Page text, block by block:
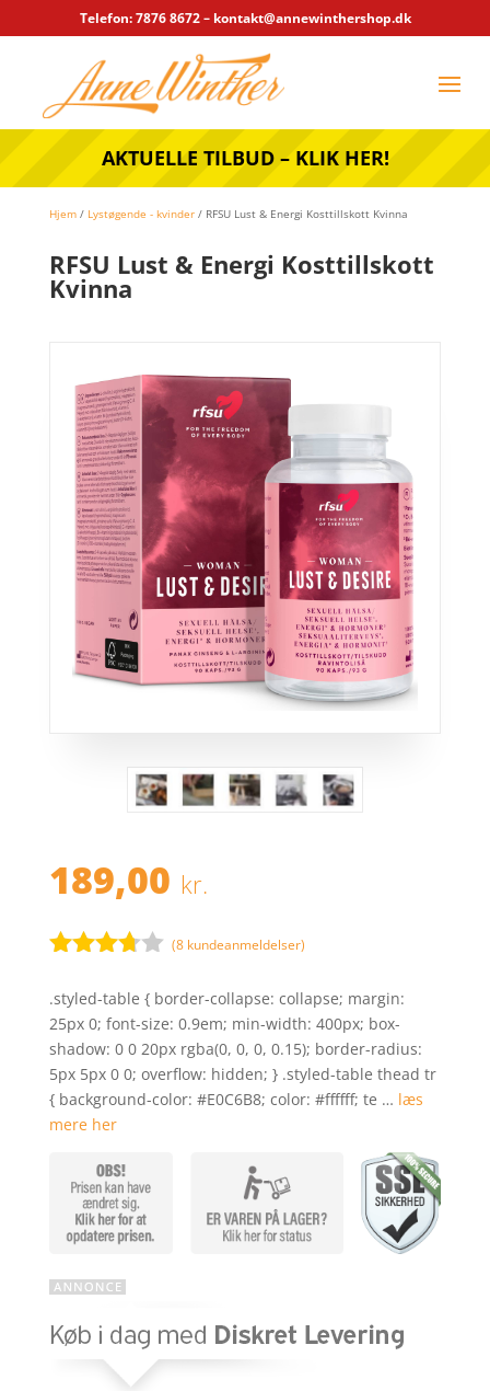
Telefon: 7876 8672 – kontakt@annewinthershop.dk
AKTUELLE TILBUD – KLIK HER!
Hjem/ Lystøgende - kvinder/ RFSU Lust & Energi Kosttillskott Kvinna
RFSU Lust & Energi Kosttillskott
Kvinna
189,00 kr.
som
3.6ud
af 5
baseret
på
kundebe
dømmel
(8kundeanmeldelser)
.styled-table { border-collapse: collapse; margin:
25px 0; font-size: 0.9em; min-width: 400px; box-
shadow: 0 0 20px rgba(0, 0, 0, 0.15); border-radius:
5px 5px 0 0; overflow: hidden; } .styled-table thead tr
{ background-color: #E0C6B8; color: #ffffff; te … læs
mere her